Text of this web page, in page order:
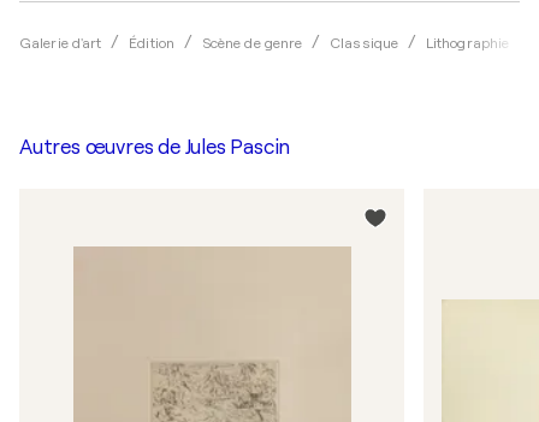
Galerie d'art Édition Scène de genre Classique Lithographie
Autres œuvres de Jules Pascin